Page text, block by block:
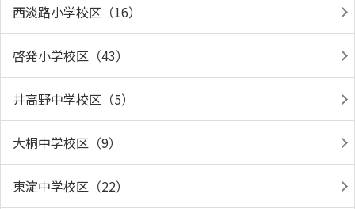
西淡路小学校区（16）
啓発小学校区（43）
井高野中学校区（5）
大桐中学校区（9）
東淀中学校区（22）